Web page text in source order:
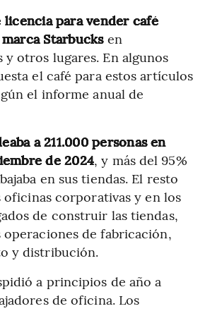
licencia para vender café
Starbucksen
y otros lugares. En algunos
el café para estos artículos
el informe anual de
a 211.000 personas en
de 2024, y más del 95%
en sus tiendas. El resto
oficinas corporativas y en los
de construir las tiendas,
operaciones de fabricación,
y distribución.
a principios de año a
de oficina. Los